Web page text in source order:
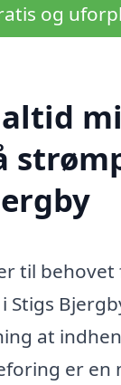
og
til behovet
Stigs
at
er en